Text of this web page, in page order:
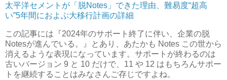
太平洋セメントが「脱Notes」できた理由、難易度“超高
い”5年間におよぶ大移行計画の詳細
この記事には『2024年のサポート終了に伴い、企業の脱
Notesが進んでいる。』とあり、あたかも Notes この世から
消えるような表現になっています。サポートが終わるのは
古いバージョン 9 と 10 だけで、11 や 12 はもちろんサポー
トを継続することはみなさんご存じですよね。